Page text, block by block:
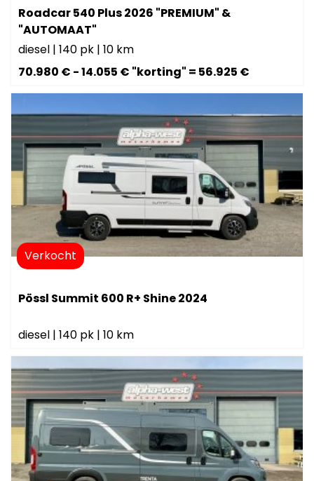
Roadcar 540 Plus 2026 "PREMIUM" &
"AUTOMAAT"
diesel | 140 pk | 10 km
70.980 € - 14.055 € "korting" = 56.925 €
Verkocht
Pössl Summit 600 R+ Shine 2024
diesel | 140 pk | 10 km